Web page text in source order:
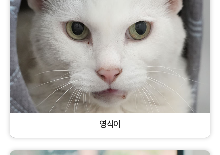
영식이
코리안숏헤어 수컷 고양이